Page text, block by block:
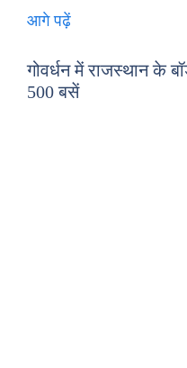
आगे पढ़ें
गोवर्धन में राजस्थान के
500 बसें